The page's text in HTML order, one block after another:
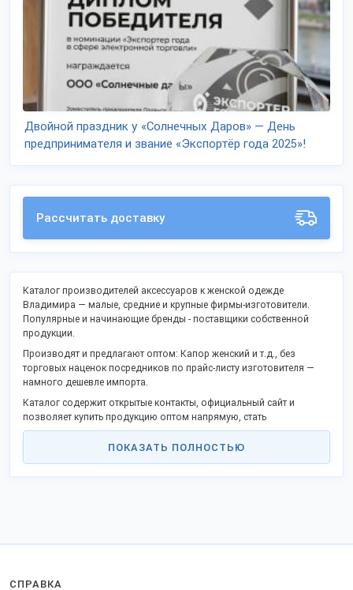
Двойной праздник у «Солнечных Даров» — День
предпринимателя и звание «Экспортёр года 2025»!
Рассчитать доставку
Каталог производителей аксессуаров к женской одежде
Владимира — малые, средние и крупные фирмы-изготовители.
Популярные и начинающие бренды - поставщики собственной
продукции.
Производят и предлагают оптом: Капор женский и т.д., без
торговых наценок посредников по прайс-листу изготовителя —
намного дешевле импорта.
Каталог содержит открытые контакты, официальный сайт и
позволяет купить продукцию оптом напрямую, стать
дистрибьютором в своём городе.
Российские производственные фирмы активно включились в
программу импортозамещения и модернизации, предлагают
ПОКАЗАТЬ ПОЛНОСТЬЮ
СПРАВКА